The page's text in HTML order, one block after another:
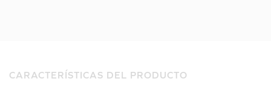
CARACTERÍSTICAS DEL PRODUCTO